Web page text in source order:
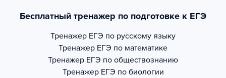
Бесплатный тренажер по подготовке к ЕГЭ
Тренажер ЕГЭ по русскому языку
Тренажер ЕГЭ по математике
Тренажер ЕГЭ по обществознанию
Тренажер ЕГЭ по биологии